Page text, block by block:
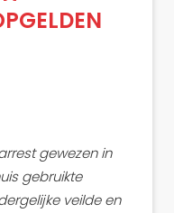
gewezen in
gebruikte
veilde en